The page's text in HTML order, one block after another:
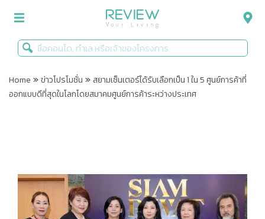
รีวิวคอนโด
Infographic
ข่าวโปรโมชั่น
Home »ข่าวโปรโมชั่น » สยามเซ็นเตอร์ได้รับเลือกเป็น 1 ใน 5 ศูนย์การค้าที่
ออกแบบดีที่สุดในโลกโดยสมาคมศูนย์การค้าระหว่างประเทศ